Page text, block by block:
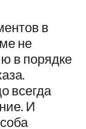
в
не
в порядке
всегда
И